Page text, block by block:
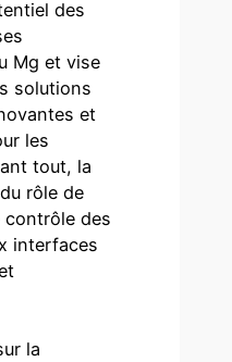
des
Mg et vise
solutions
et
les
tout, la
rôle de
contrôle des
interfaces
la